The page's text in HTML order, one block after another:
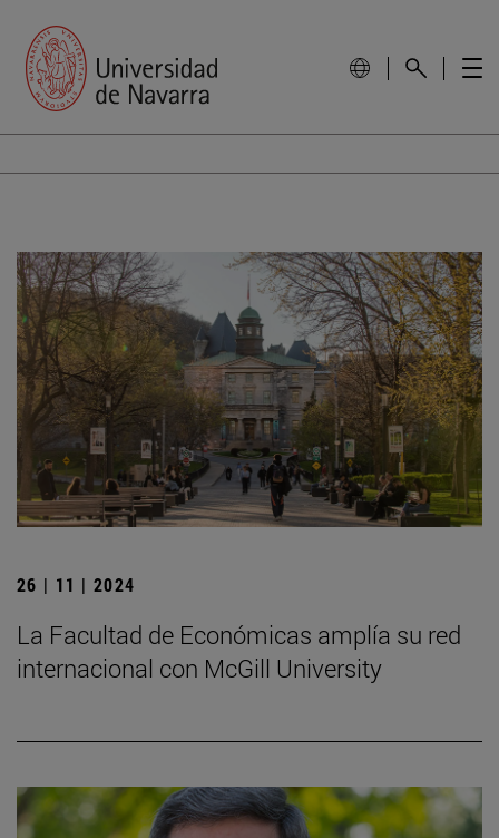
26 | 11 | 2024
La Facultad de Económicas amplía su red
internacional con McGill University